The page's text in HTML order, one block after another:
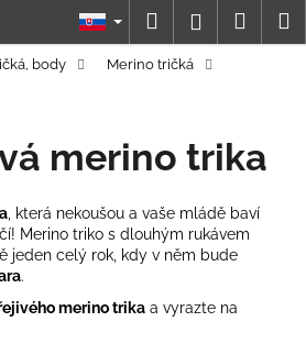
Hľadať
body
Merino tričká
merino trika
, která nekoušou a vaše mládě baví
Merino triko s dlouhým rukávem
jeden celý rok, kdy v něm bude
.
merino trika a vyrazte na